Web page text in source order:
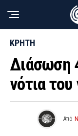
ΚΡΗΤΗ
Διάσωση
νότια
Από